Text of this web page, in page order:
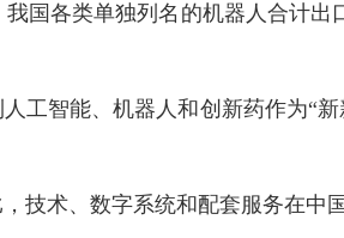
国各类单独列名的机器人合计出
工智能、机器人和创新药作为“
技术、数字系统和配套服务在中